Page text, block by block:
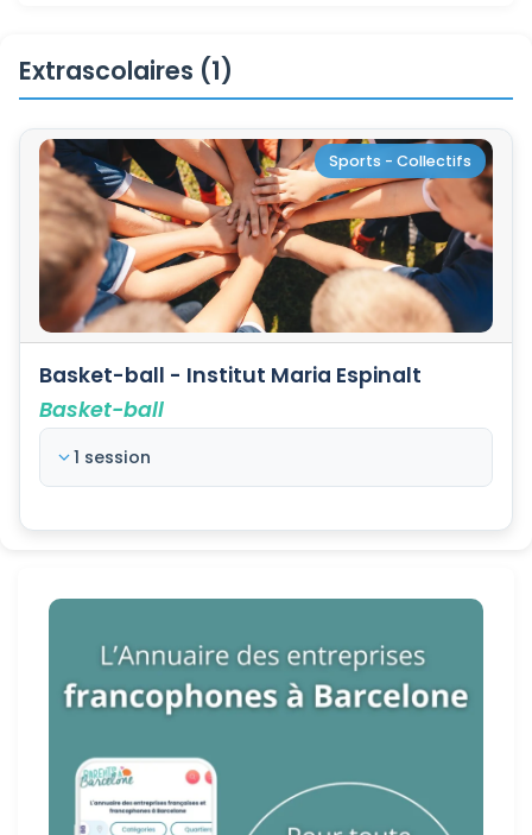
Extrascolaires (1)
Sports - Collectifs
Basket-ball - Institut Maria Espinalt
Basket-ball
1 session